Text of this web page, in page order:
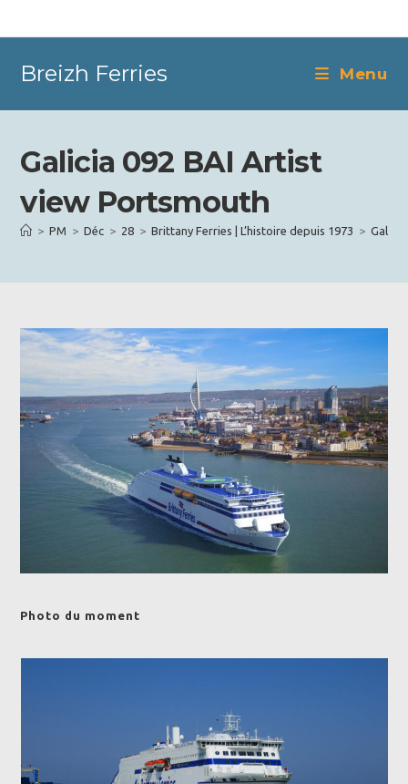
Breizh Ferries Menu
Galicia 092 BAI Artist
view Portsmouth
> PM > Déc > 28 > Brittany Ferries | L’histoire depuis 1973 >
Photo du moment